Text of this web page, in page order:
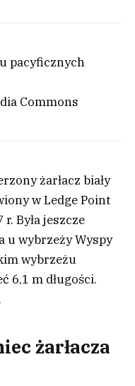
pacyficznych
Commons
żarłacz biały
w Ledge Point
Była jeszcze
u wybrzeży Wyspy
wybrzeżu
6,1 m długości.
żarłacza